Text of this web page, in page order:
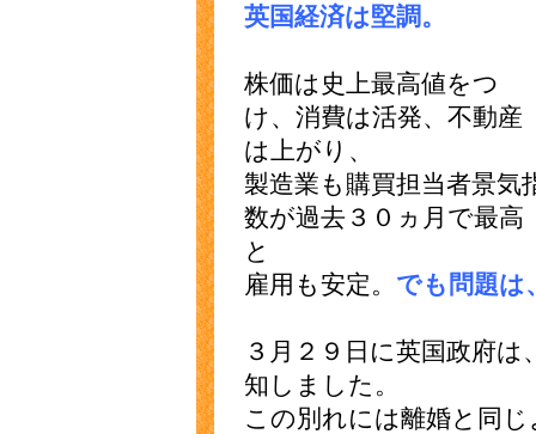
英国経済は堅調。
株価は史上最高値をつ
け、消費は活発、不動産
は上がり、
製造業も購買担当者景気
数が過去３０ヵ月で最高
と
雇用も安定。 でも問題は
３月２９日に英国政府
知しました。
この別れには離婚と同